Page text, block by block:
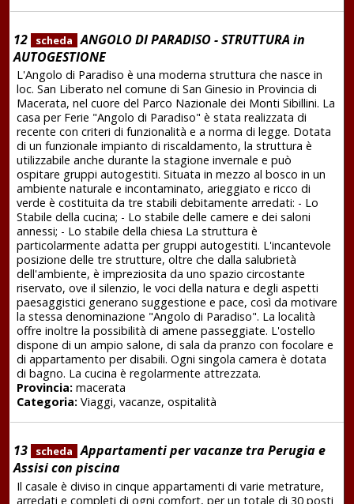
12 scheda ANGOLO DI PARADISO - STRUTTURA in
AUTOGESTIONE
L'Angolo di Paradiso è una moderna struttura che nasce in
loc. San Liberato nel comune di San Ginesio in Provincia di
Macerata, nel cuore del Parco Nazionale dei Monti Sibillini. La
casa per Ferie "Angolo di Paradiso" è stata realizzata di
recente con criteri di funzionalità e a norma di legge. Dotata
di un funzionale impianto di riscaldamento, la struttura è
utilizzabile anche durante la stagione invernale e può
ospitare gruppi autogestiti. Situata in mezzo al bosco in un
ambiente naturale e incontaminato, arieggiato e ricco di
verde è costituita da tre stabili debitamente arredati: - Lo
Stabile della cucina; - Lo stabile delle camere e dei saloni
annessi; - Lo stabile della chiesa La struttura è
particolarmente adatta per gruppi autogestiti. L'incantevole
posizione delle tre strutture, oltre che dalla salubrietà
dell'ambiente, è impreziosita da uno spazio circostante
riservato, ove il silenzio, le voci della natura e degli aspetti
paesaggistici generano suggestione e pace, così da motivare
la stessa denominazione "Angolo di Paradiso". La località
offre inoltre la possibilità di amene passeggiate. L'ostello
dispone di un ampio salone, di sala da pranzo con focolare e
di appartamento per disabili. Ogni singola camera è dotata
di bagno. La cucina è regolarmente attrezzata.
Provincia:macerata
Categoria:Viaggi, vacanze, ospitalità
13 scheda Appartamenti per vacanze tra Perugia e
Assisi con piscina
Il casale è diviso in cinque appartamenti di varie metrature,
arredati e completi di ogni comfort, per un totale di 30 posti